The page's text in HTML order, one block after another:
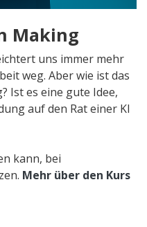
Making
uns immer mehr
weg. Aber wie ist das
Ist es eine gute Idee,
auf den Rat einer KI
kann, bei
Mehr über den Kurs